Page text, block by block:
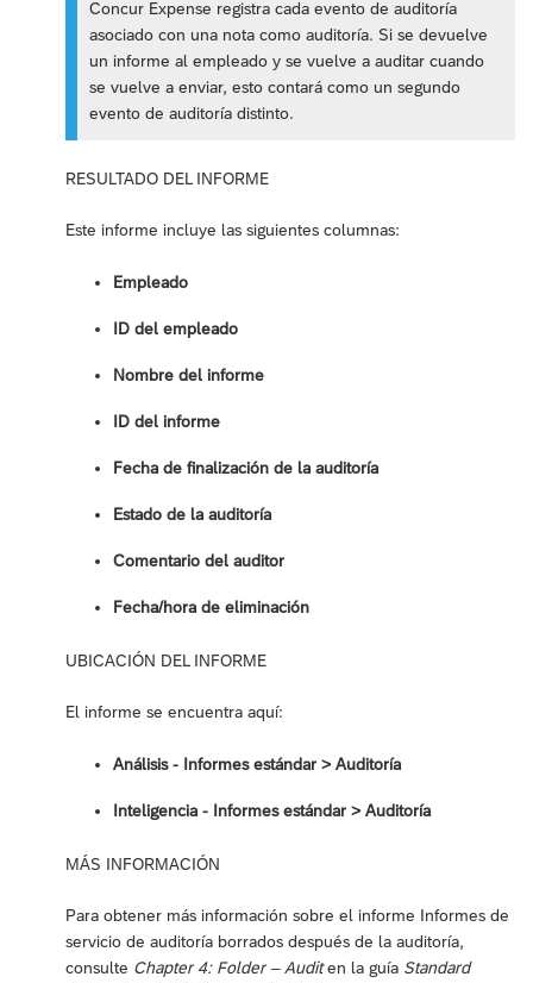
Concur Expense registra cada evento de auditoría
asociado con una nota como auditoría. Si se devuelve
un informe al empleado y se vuelve a auditar cuando
se vuelve a enviar, esto contará como un segundo
evento de auditoría distinto.
RESULTADO DEL INFORME
Este informe incluye las siguientes columnas:
Empleado
ID del empleado
Nombre del informe
ID del informe
Fecha de finalización de la auditoría
Estado de la auditoría
Comentario del auditor
Fecha/hora de eliminación
UBICACIÓN DEL INFORME
El informe se encuentra aquí:
Análisis - Informes estándar > Auditoría
Inteligencia - Informes estándar ‎> Auditoría
MÁS INFORMACIÓN
Para obtener más información sobre el informe Informes de
servicio de auditoría borrados después de la auditoría,
consulte Chapter 4: Folder – Auditen la guía Standard